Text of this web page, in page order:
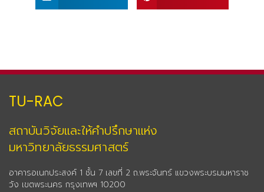
TU-RAC
สถาบันวิจัยและให้คำปรึกษาแห่ง
มหาวิทยาลัยธรรมศาสตร์
อาคารอเนกประสงค์ 1 ชั้น 7 เลขที่ 2 ถ.พระจันทร์ แขวงพระบรมมหาราช
วัง เขตพระนคร กรุงเทพฯ 10200